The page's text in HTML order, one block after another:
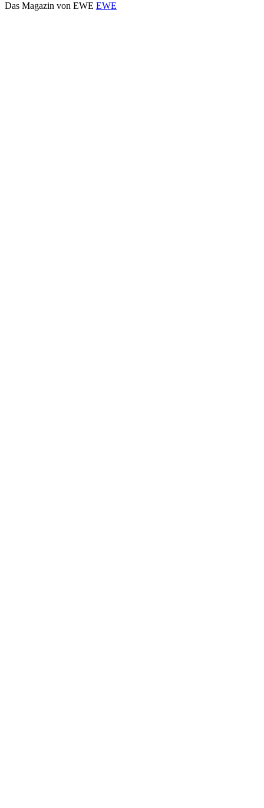
Das Magazin von EWE EWE